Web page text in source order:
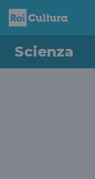
Scienza